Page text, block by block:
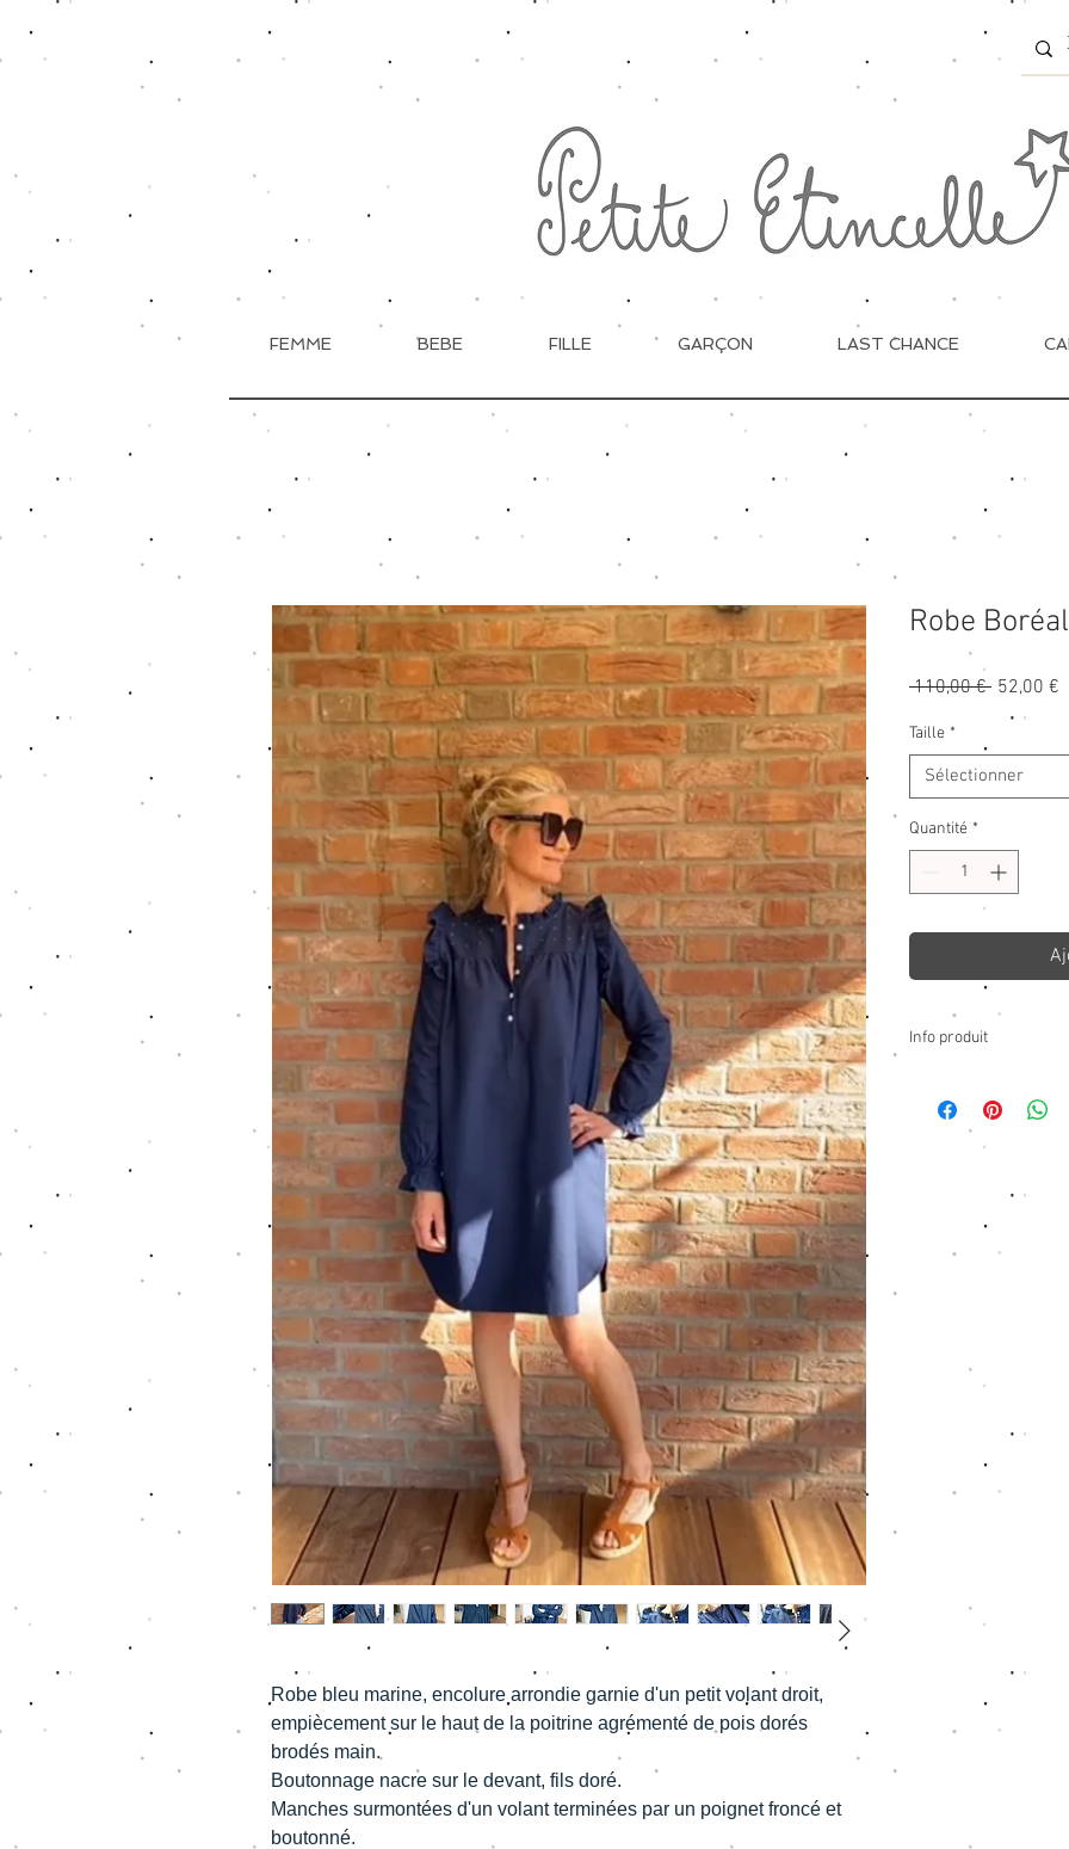
FEMME BEBE FILLE GARÇON LAST CHANCE
Robe bleu marine, encolure arrondie garnie d'un petit volant droit,
empiècement sur le haut de la poitrine agrémenté de pois dorés
brodés main.
Boutonnage nacre sur le devant, fils doré.
Manches surmontées d'un volant terminées par un poignet froncé et
boutonné.
Robe
110,00 € Prix
original
52,00 €
Taille *
Sélectionner
Quantité *
Info produit
Taille S - Long de robe
Taille M - Long de robe
Chez Petite Etincelle,
respectons
votre contribution